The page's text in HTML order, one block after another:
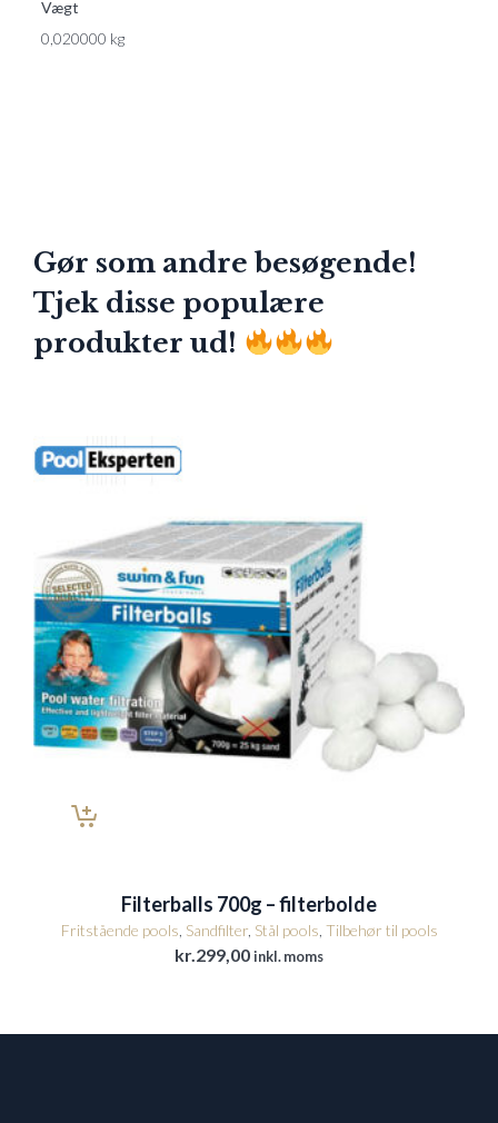
Vægt
0,020000 kg
Gør som andre besøgende!
Tjek disse populære
produkter ud!
Filterballs 700g – filterbolde
Fritstående pools Sandfilter, Stål pools Tilbehør til pools
kr. 299,00inkl. moms